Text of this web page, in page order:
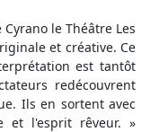
le Théâtre Les
et créative. Ce
est tantôt
redécouvrent
Ils en sortent avec
et l'esprit rêveur. »